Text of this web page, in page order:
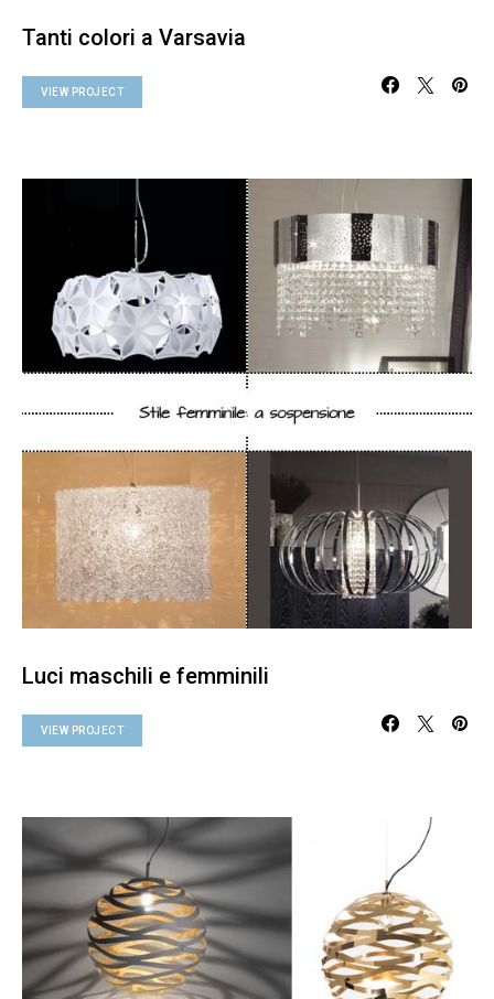
Tanti colori a Varsavia
VIEW PROJECT
Luci maschili e femminili
VIEW PROJECT